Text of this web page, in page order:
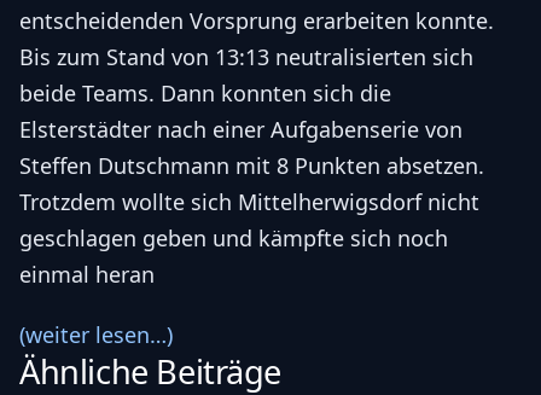
entscheidenden Vorsprung erarbeiten konnte.
Bis zum Stand von 13:13 neutralisierten sich
beide Teams. Dann konnten sich die
Elsterstädter nach einer Aufgabenserie von
Steffen Dutschmann mit 8 Punkten absetzen.
Trotzdem wollte sich Mittelherwigsdorf nicht
geschlagen geben und kämpfte sich noch
einmal heran
(weiter lesen…)
Ähnliche Beiträge